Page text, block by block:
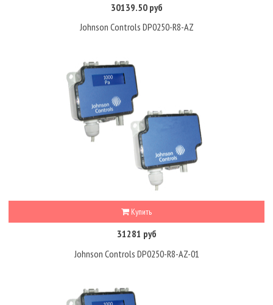
30139.50 руб
Johnson Controls DP0250-R8-AZ
Купить
31281 руб
Johnson Controls DP0250-R8-AZ-01